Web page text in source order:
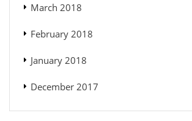
March 2018
February 2018
January 2018
December 2017